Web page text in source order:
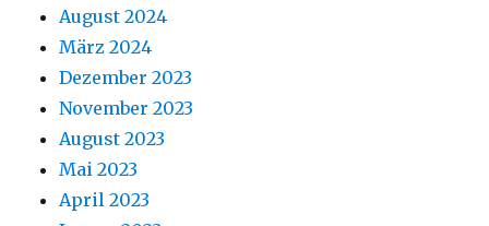
August 2024
März 2024
Dezember 2023
November 2023
August 2023
Mai 2023
April 2023